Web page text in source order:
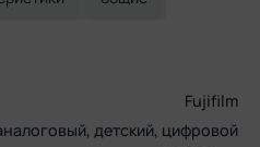
Fujifilm
детский, цифровой